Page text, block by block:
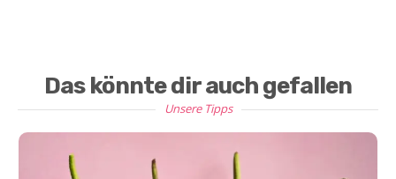
Das könnte dir auch gefallen
Unsere Tipps